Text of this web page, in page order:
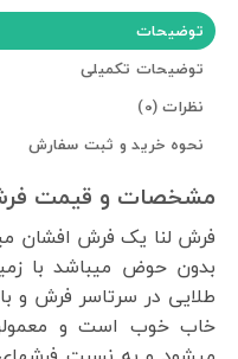
توضیحات
توضیحات تکمیلی
نظرات (0)
نحوه خرید و ثبت سفارش
مشخصات و قیمت فرش لنا۷۰۰ شانه
فرش لنا یک فرش افشان
بدون حوض میباشد با
طلایی در سرتاسر فرش و
خاب خوب است و